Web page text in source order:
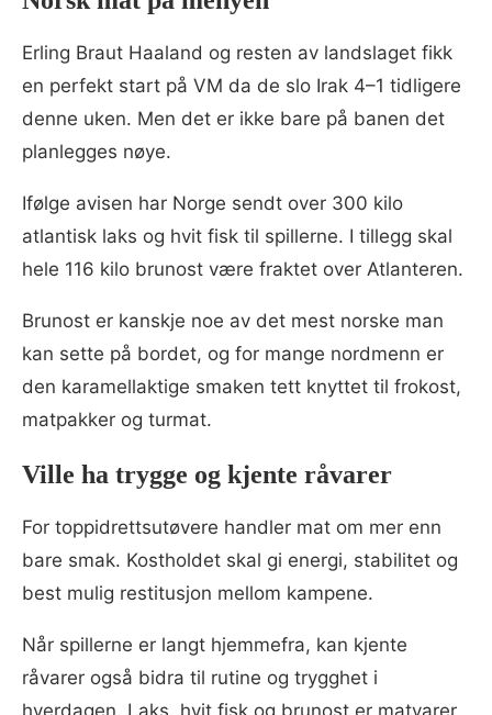
Erling Braut Haaland og resten av landslaget fikk
en perfekt start på VM da de slo Irak 4–1 tidligere
denne uken. Men det er ikke bare på banen det
planlegges nøye.
Ifølge avisen har Norge sendt over 300 kilo
atlantisk laks og hvit fisk til spillerne. I tillegg skal
hele 116 kilo brunost være fraktet over Atlanteren.
Brunost er kanskje noe av det mest norske man
kan sette på bordet, og for mange nordmenn er
den karamellaktige smaken tett knyttet til frokost,
matpakker og turmat.
Ville ha trygge og kjente råvarer
For toppidrettsutøvere handler mat om mer enn
bare smak. Kostholdet skal gi energi, stabilitet og
best mulig restitusjon mellom kampene.
Når spillerne er langt hjemmefra, kan kjente
råvarer også bidra til rutine og trygghet i